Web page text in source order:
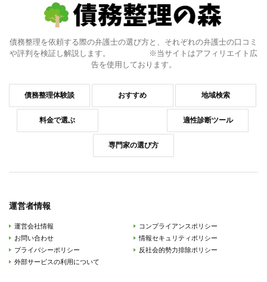
債務整理を依頼する際の弁護士の選び方と、それぞれの弁護士の口コミ
や評判を検証し解説します。 ※当サイトはアフィリエイト広
告を使用しております。
債務整理体験談 おすすめ 地域検索
料金で選ぶ 適性診断ツール
専門家の選び方
運営者情報
運営会社情報
お問い合わせ
プライバシーポリシー
外部サービスの利用について
コンプライアンスポリシー
情報セキュリティポリシー
反社会的勢力排除ポリシー